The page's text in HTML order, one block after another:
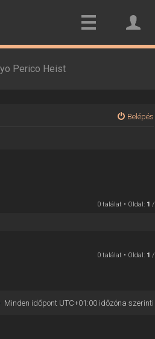
Perico Heist
Belépés
0 találat • Oldal: 1 /
0 találat • Oldal: 1 /
Minden időpont UTC+01:00időzóna szerinti